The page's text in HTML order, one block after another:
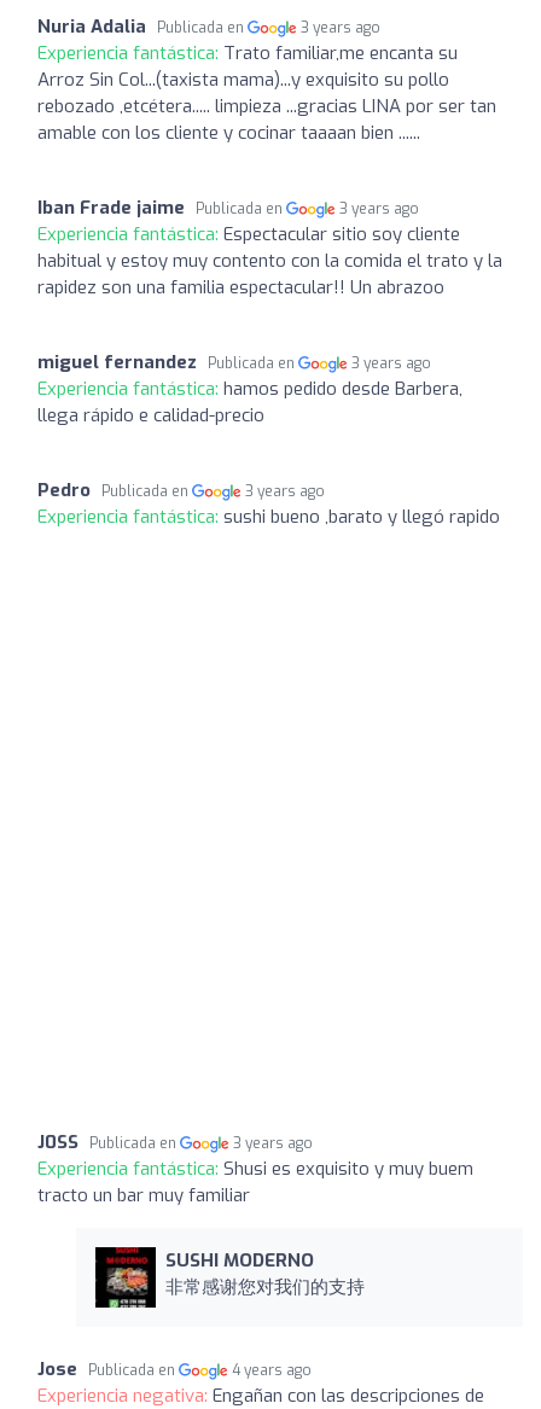
Nuria Adalia Publicada en 3 years ago
Experiencia fantástica: Trato familiar,me encanta su
Arroz Sin Col...(taxista mama)...y exquisito su pollo
rebozado ,etcétera..... limpieza ...gracias LINA por ser tan
amable con los cliente y cocinar taaaan bien ......
Iban Frade jaime Publicada en 3 years ago
Experiencia fantástica: Espectacular sitio soy cliente
habitual y estoy muy contento con la comida el trato y la
rapidez son una familia espectacular!! Un abrazoo
miguel fernandez Publicada en 3 years ago
Experiencia fantástica: hamos pedido desde Barbera,
llega rápido e calidad-precio
Pedro Publicada en 3 years ago
Experiencia fantástica: sushi bueno ,barato y llegó rapido
J0SS Publicada en 3 years ago
Experiencia fantástica: Shusi es exquisito y muy buem
tracto un bar muy familiar
SUSHI MODERNO
非常感谢您对我们的支持
Jose Publicada en 4 years ago
Experiencia negativa: Engañan con las descripciones de